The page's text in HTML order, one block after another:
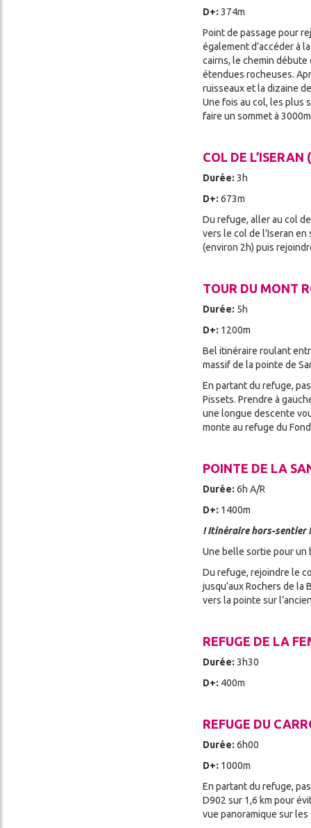
D+: 374m
Point de passage pour
également d’accéder à
cairns, le chemin
étendues rocheuses.
ruisseaux et la dizaine
Une fois au col, les plus
faire un sommet à
COL DE L’ISERAN
Durée: 3h
D+: 673m
Du refuge, aller au col
vers le col de l’Iseran
(environ 2h) puis
TOUR DU MONT
Durée: 5h
D+: 1200m
Bel itinéraire roulant
massif de la pointe de
En partant du refuge,
Pissets. Prendre à
une longue descente
monte au refuge du
POINTE DE LA
Durée: 6h A/R
D+: 1400m
! Itinéraire hors-sentier !
Une belle sortie pour un
Du refuge, rejoindre le
jusqu’aux Rochers de
vers la pointe sur
REFUGE DE LA
Durée: 3h30
D+: 400m
REFUGE DU
Durée: 6h00
D+: 1000m
En partant du refuge,
D902 sur 1,6 km pour
vue panoramique sur